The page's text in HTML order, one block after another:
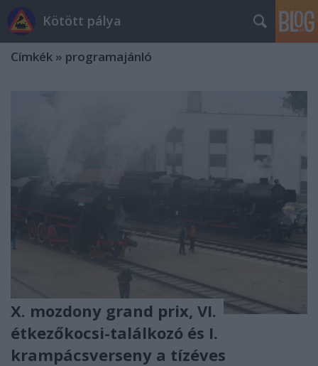
Kötött pálya
Címkék » programajánló
X. mozdony grand prix, VI.
étkezőkocsi-találkozó és I.
krampácsverseny a tízéves